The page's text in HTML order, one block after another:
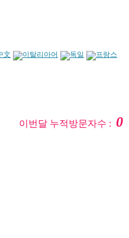
이번달 누적방문자수 :0